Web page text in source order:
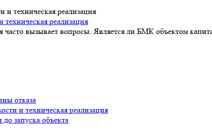
реализация
вызывает вопросы. Является ли БМК объектом
отказа
и техническая реализация
запуска объекта